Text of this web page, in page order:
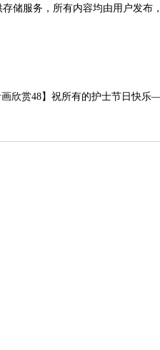
存储服务，所有内容均由用户发布
画欣赏48】祝所有的护士节日快